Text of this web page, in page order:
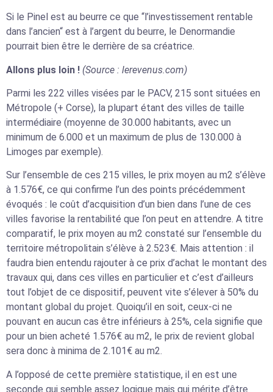
Si le Pinel est au beurre ce que “l’investissement rentable
dans l’ancien“ est à l’argent du beurre, le Denormandie
pourrait bien être le derrière de sa créatrice.
Allons plus loin ! (Source : lerevenus.com)
Parmi les 222 villes visées par le PACV, 215 sont situées en
Métropole (+ Corse), la plupart étant des villes de taille
intermédiaire (moyenne de 30.000 habitants, avec un
minimum de 6.000 et un maximum de plus de 130.000 à
Limoges par exemple).
Sur l’ensemble de ces 215 villes, le prix moyen au m2 s’élève
à 1.576€, ce qui confirme l’un des points précédemment
évoqués : le coût d’acquisition d’un bien dans l’une de ces
villes favorise la rentabilité que l’on peut en attendre. A titre
comparatif, le prix moyen au m2 constaté sur l’ensemble du
territoire métropolitain s’élève à 2.523€. Mais attention : il
faudra bien entendu rajouter à ce prix d’achat le montant des
travaux qui, dans ces villes en particulier et c’est d’ailleurs
tout l’objet de ce dispositif, peuvent vite s’élever à 50% du
montant global du projet. Quoiqu’il en soit, ceux-ci ne
pouvant en aucun cas être inférieurs à 25%, cela signifie que
pour un bien acheté 1.576€ au m2, le prix de revient global
sera donc à minima de 2.101€ au m2.
A l’opposé de cette première statistique, il en est une
seconde qui semble assez logique mais qui mérite d’être